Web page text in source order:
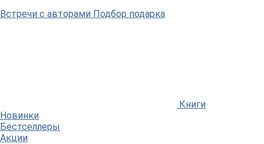
Встречи с авторами Подбор подарка
Книги
Новинки
Бестселлеры
Акции